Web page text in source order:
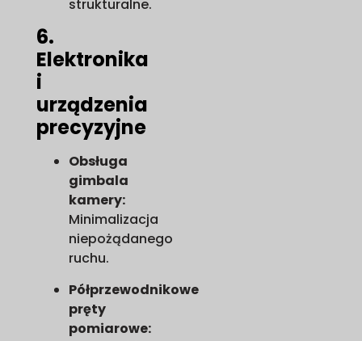
strukturalne.
6.
Elektronika
i
urządzenia
precyzyjne
Obsługa
gimbala
kamery:
Minimalizacja
niepożądanego
ruchu.
Półprzewodnikowe
pręty
pomiarowe: